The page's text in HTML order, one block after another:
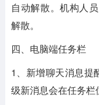
自动解散。机构人
解散。
四、电脑端任务栏
1、新增聊天消息提
级新消息会在任务栏